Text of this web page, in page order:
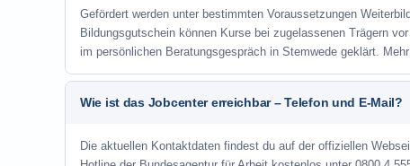
Gefördert werden unter bestimmten Voraussetzungen
Bildungsgutschein können Kurse bei zugelassenen Trägern
im persönlichen Beratungsgespräch in Stemwede geklärt.
Wie ist das Jobcenter erreichbar – Telefon und E-Mail?
Die aktuellen Kontaktdaten findest du auf der offiziellen